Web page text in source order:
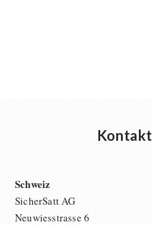
Kontakt
Schweiz
SicherSatt AG
Neuwiesstrasse 6